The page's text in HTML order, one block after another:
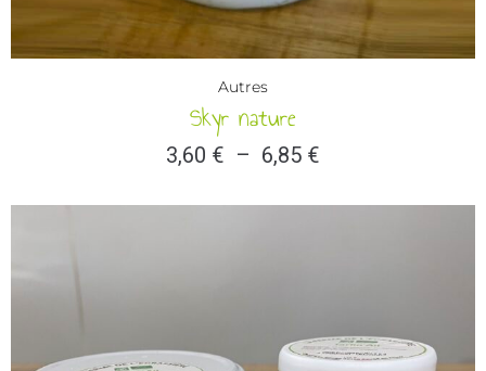
Autres
Skyr nature
3,60 € – 6,85 €